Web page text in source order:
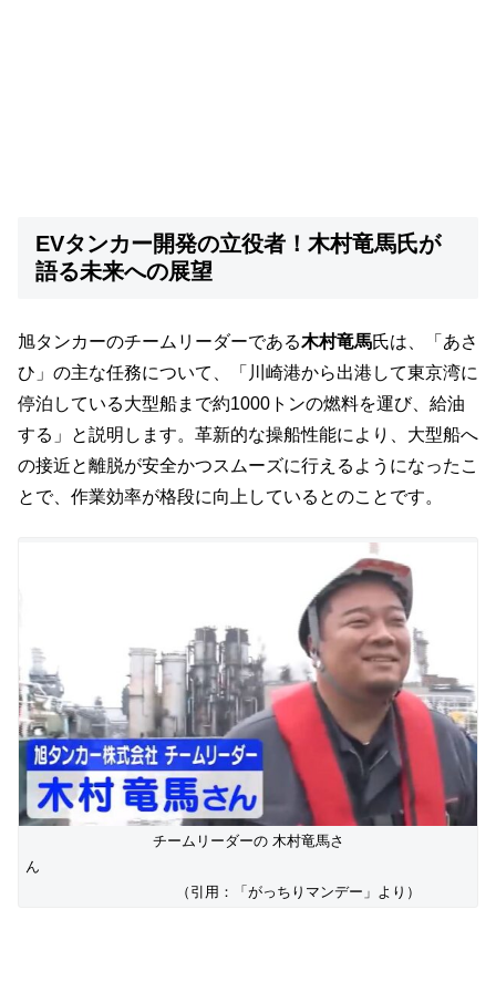
EVタンカー開発の立役者！木村竜馬氏が
語る未来への展望
旭タンカーのチームリーダーである木村竜馬氏は、「あさ
ひ」の主な任務について、「川崎港から出港して東京湾に
停泊している大型船まで約1000トンの燃料を運び、給油
する」と説明します。革新的な操船性能により、大型船へ
の接近と離脱が安全かつスムーズに行えるようになったこ
とで、作業効率が格段に向上しているとのことです。
チームリーダーの 木村竜馬さ
ん
（引用：「がっちりマンデー」より）